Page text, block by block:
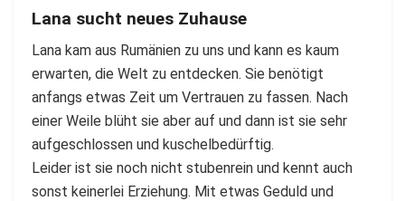
Lana sucht neues Zuhause
Lana kam aus Rumänien zu uns und kann es kaum
erwarten, die Welt zu entdecken. Sie benötigt
anfangs etwas Zeit um Vertrauen zu fassen. Nach
einer Weile blüht sie aber auf und dann ist sie sehr
aufgeschlossen und kuschelbedürftig.
Leider ist sie noch nicht stubenrein und kennt auch
sonst keinerlei Erziehung. Mit etwas Geduld und